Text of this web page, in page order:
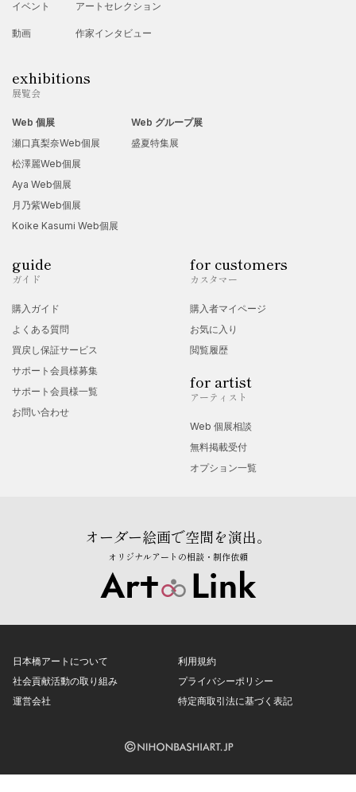
イベント
動画
アートセレクション
作家インタビュー
exhibitions
展覧会
Web 個展
瀬口真梨奈Web個展
松澤麗Web個展
Aya Web個展
月乃紫Web個展
Koike Kasumi Web個展
Web グループ展
盛夏特集展
guide
ガイド
購入ガイド
よくある質問
買戻し保証サービス
サポート会員様募集
サポート会員様一覧
お問い合わせ
for customers
カスタマー
購入者マイページ
お気に入り
閲覧履歴
for artist
アーティスト
Web 個展相談
無料掲載受付
オプション一覧
オーダー絵画で空間を演出。
オリジナルアートの相談・制作依頼
日本橋アートについて
社会貢献活動の取り組み
運営会社
利用規約
プライバシーポリシー
特定商取引法に基づく表記